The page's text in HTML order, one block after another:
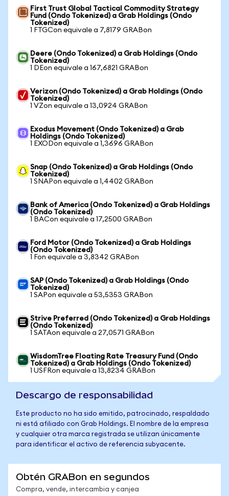
First Trust Global Tactical Commodity Strategy
Fund (Ondo Tokenized) a Grab Holdings (Ondo
Tokenized)
1 FTGCon equivale a 7,8179 GRABon
Deere (Ondo Tokenized) a Grab Holdings (Ondo
Tokenized)
1 DEon equivale a 167,6821 GRABon
Verizon (Ondo Tokenized) a Grab Holdings (Ondo
Tokenized)
1 VZon equivale a 13,0924 GRABon
Exodus Movement (Ondo Tokenized) a Grab
Holdings (Ondo Tokenized)
1 EXODon equivale a 1,3696 GRABon
Snap (Ondo Tokenized) a Grab Holdings (Ondo
Tokenized)
1 SNAPon equivale a 1,4402 GRABon
Bank of America (Ondo Tokenized) a Grab Holdings
(Ondo Tokenized)
1 BACon equivale a 17,2500 GRABon
Ford Motor (Ondo Tokenized) a Grab Holdings
(Ondo Tokenized)
1 Fon equivale a 3,8342 GRABon
SAP (Ondo Tokenized) a Grab Holdings (Ondo
Tokenized)
1 SAPon equivale a 53,5353 GRABon
Strive Preferred (Ondo Tokenized) a Grab Holdings
(Ondo Tokenized)
1 SATAon equivale a 27,0571 GRABon
WisdomTree Floating Rate Treasury Fund (Ondo
Tokenized) a Grab Holdings (Ondo Tokenized)
1 USFRon equivale a 13,8234 GRABon
Descargo de responsabilidad
Este producto no ha sido emitido, patrocinado, respaldado
ni está afiliado con Grab Holdings. El nombre de la empresa
y cualquier otra marca registrada se utilizan únicamente
para identificar el activo de referencia subyacente.
Obtén GRABon en segundos
Compra, vende, intercambia y canjea